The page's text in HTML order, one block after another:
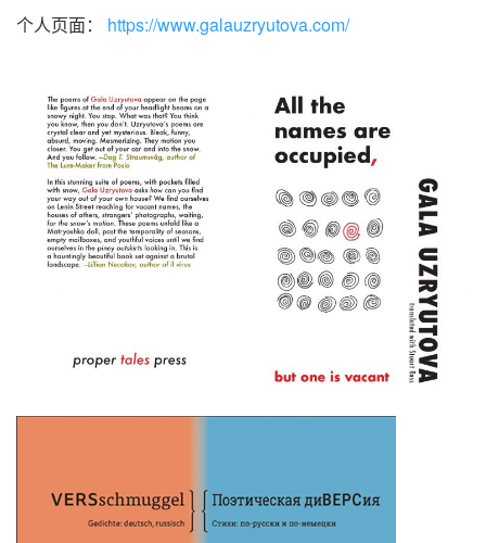
个人页面： https://www.galauzryutova.com/